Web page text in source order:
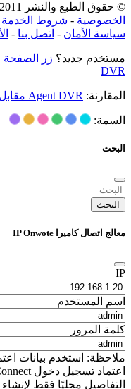
© حقوق الطبع والنشر 2011-2026 iSpyConnect.com -
الخصوصية - شروط الخدمة
سياسة الأمان - اتصل بنا -
مستخدم جديد؟ زر الصفحة
DVR
المقارنة: Agent DVR مقابل Blue Iris
السمة:
البحث
البحث
معالج اتصال كاميرا IP Onwote
IP
اسم المستخدم
كلمة المرور
ملاحظة: استخدم بيانات